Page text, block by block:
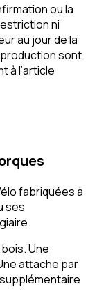
ou la
ni
au jour de la
sont
à l’article
fabriquées à
ses
Une
attache par